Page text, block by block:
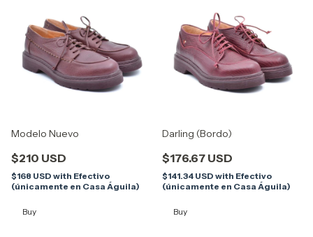
Modelo Nuevo
$210 USD
$168 USD with Efectivo
(únicamente en Casa Águila)
Buy
Darling (Bordo)
$176.67 USD
$141.34 USD with Efectivo
(únicamente en Casa Águila)
Buy